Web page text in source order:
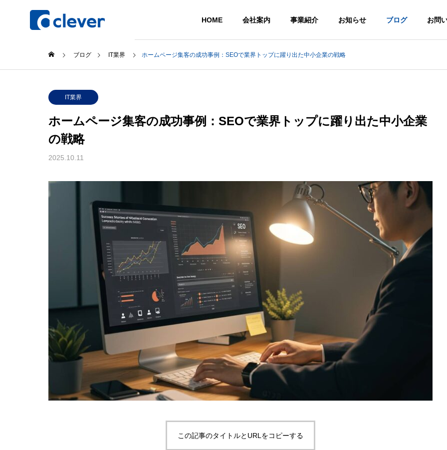
HOME 会社案内 事業紹介 お知らせ ブログ お問
Company
会社案内
アクセス
Service
事業紹介
ノベルティ
Emergency
Supplies
防災備蓄品
Video
動画制作
ブログ IT業界 ホームページ集客の成功事例：SEOで業界トップに躍り出た中小企業の戦略
IT業界
ホームページ集客の成功事例：SEOで業界トップに躍り出た中小企業
の戦略
2025.10.11
この記事のタイトルとURLをコピーする